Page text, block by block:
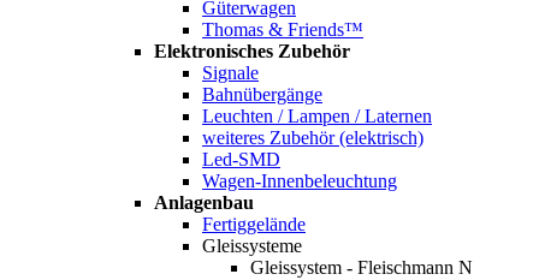
Güterwagen
Thomas & Friends™
Elektronisches Zubehör
Signale
Bahnübergänge
Leuchten / Lampen / Laternen
weiteres Zubehör (elektrisch)
Led-SMD
Wagen-Innenbeleuchtung
Anlagenbau
Fertiggelände
Gleissysteme
Gleissystem - Fleischmann N